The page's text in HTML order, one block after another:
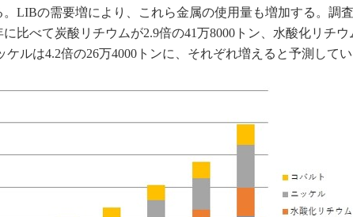
。LIBの需要増により、これら金属の使用量も増加する。調
に比べて炭酸リチウムが2.9倍の41万8000トン、水酸化リチウ
ケルは4.2倍の26万4000トンに、それぞれ増えると予測してい